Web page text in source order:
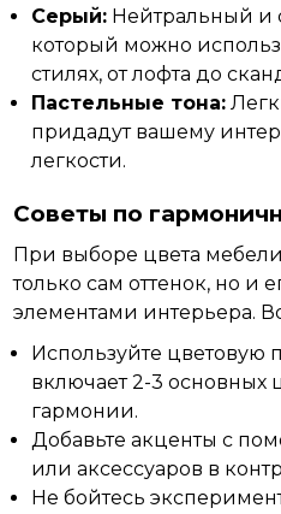
Серый: Нейтральный и
который можно
стилях, от лофта до
Пастельные тона:
придадут вашему
легкости.
Советы по
При выборе цвета мебели
только сам оттенок, но и
элементами интерьера.
Используйте цветовую
включает 2-3 основных
гармонии.
Добавьте акценты с
или аксессуаров в
Не бойтесь